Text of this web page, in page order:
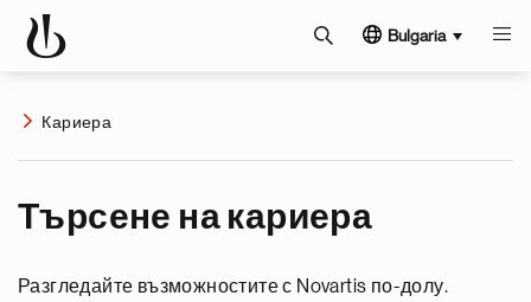
Bulgaria
Кариера
Търсене на кариера
Разгледайте възможностите с Novartis по-долу.